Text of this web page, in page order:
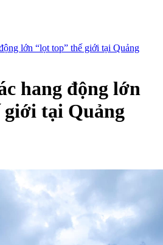
lớn “lọt top” thế giới tại Quảng
hang động lớn
giới tại Quảng